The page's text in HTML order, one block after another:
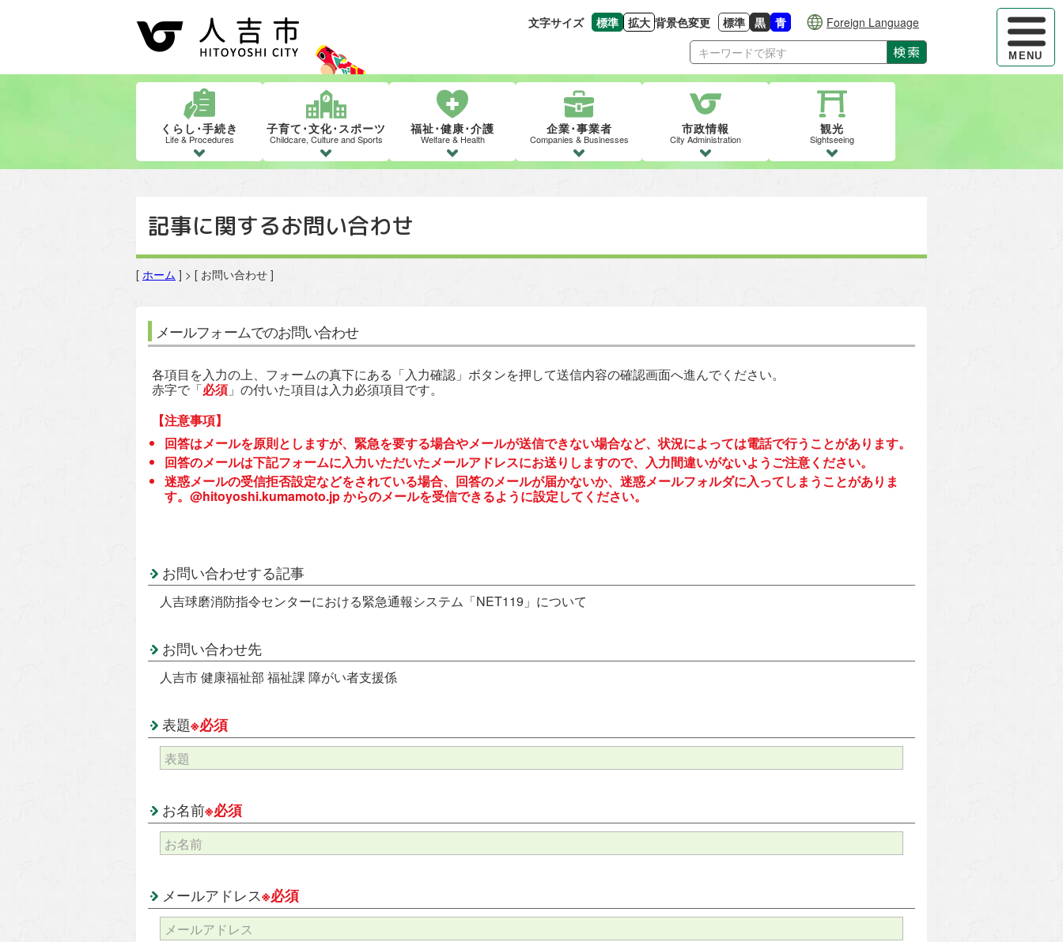
ハンバー
MENU
文字サイズ 標準
文字の大きさをもとの大きさに戻す
拡大
文字を大きくする
背景色変更 標準
背景色の変更：白
黒
背景色の変更：黒
青
背景色の変更：青
Foreign Language
検索
くらし･手続き
Life & Procedures
子育て･文化･スポーツ
Childcare, Culture and Sports
福祉･健康･介護
Welfare & Health
企業･事業者
Companies & Businesses
市政情報
City Administration
観光
Sightseeing
記事に関するお問い合わせ
[ ホーム ] > [ お問い合わせ ]
メールフォームでのお問い合わせ
各項目を入力の上、フォームの真下にある「入力確認」ボタンを押して送信内容の確認画面へ進んでください。
赤字で「必須 」の付いた項目は入力必須項目です。
【注意事項】
回答はメールを原則としますが、緊急を要する場合やメールが送信できない場合など、状況によっては電話で行うことがあります。
回答のメールは下記フォームに入力いただいたメールアドレスにお送りしますので、入力間違いがないようご注意ください。
迷惑メールの受信拒否設定などをされている場合、回答のメールが届かないか、迷惑メールフォルダに入ってしまうことがありま
す。@hitoyoshi.kumamoto.jp からのメールを受信できるように設定してください。
お問い合わせする記事
人吉球磨消防指令センターにおける緊急通報システム「NET119」について
お問い合わせ先
人吉市 健康福祉部 福祉課 障がい者支援係
表題※必須
お名前※必須
メールアドレス※必須